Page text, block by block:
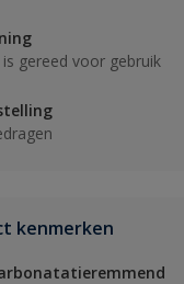
gereed voor gebruik
kenmerken